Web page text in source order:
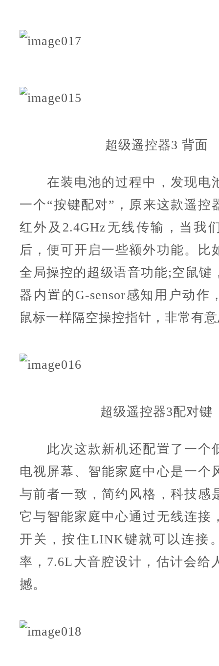
超级遥控器3 背面
在装电池的过程中，发现电
一个“按键配对”，原来这款遥控
红外及2.4GHz无线传输，当我
后，便可开启一些额外功能。比
全局操控的超级语音功能;空鼠键
器内置的G-sensor感知用户动作
鼠标一样隔空操控指针，非常有
超级遥控器3配对键
此次这款新机还配置了一个
电视屏幕、智能家庭中心是一个
与前者一致，简约风格，科技感
它与智能家庭中心通过无线连接
开关，按住LINK键就可以连接
率，7.6L大音腔设计，估计会给
撼。